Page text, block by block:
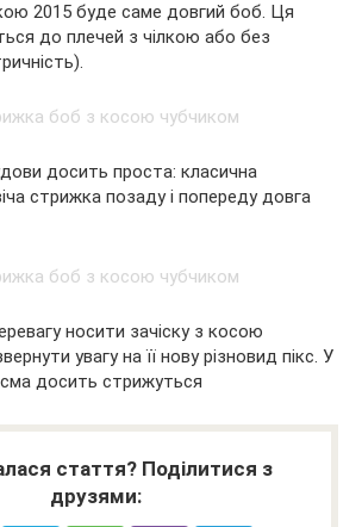
2015 буде саме довгий боб. Ця
до плечей з чілкою або без
досить проста: класична
стрижка позаду і попереду довга
носити зачіску з косою
увагу на її нову різновид пікс. У
досить стрижуться
стаття? Поділитися з
друзями: